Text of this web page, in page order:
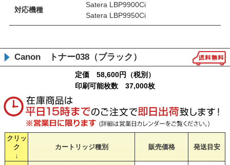
対応機種
Satera LBP9900Ci
Satera LBP9950Ci
Canon トナー038（ブラック）
定価 58,600円（税別）
印刷可能枚数 37,000枚
クリッ
ク
↓
カートリッジ種別 販売価格 発送目安